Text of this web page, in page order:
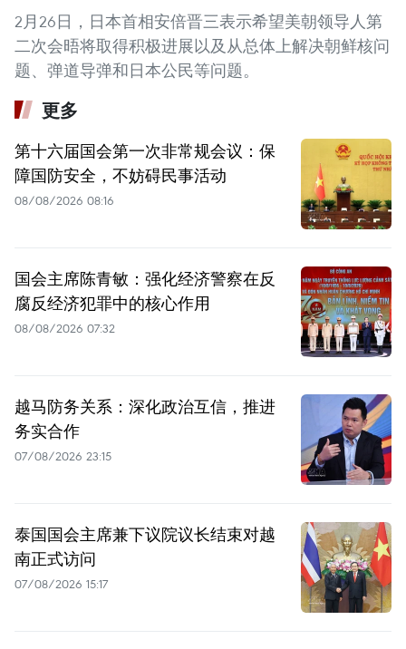
2月26日，日本首相安倍晋三表示希望美朝领导人第
二次会晤将取得积极进展以及从总体上解决朝鲜核问
题、弹道导弹和日本公民等问题。
更多
第十六届国会第一次非常规会议：保
障国防安全，不妨碍民事活动
08/08/2026 08:16
国会主席陈青敏：强化经济警察在反
腐反经济犯罪中的核心作用
08/08/2026 07:32
越马防务关系：深化政治互信，推进
务实合作
07/08/2026 23:15
泰国国会主席兼下议院议长结束对越
南正式访问
07/08/2026 15:17